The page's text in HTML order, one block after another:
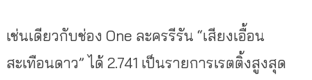
เช่นเดียวกับช่อง One ละครรีรัน “เสียงเอื้อน
สะเทือนดาว” ได้ 2.741 เป็นรายการเรตติ้งสูงสุด